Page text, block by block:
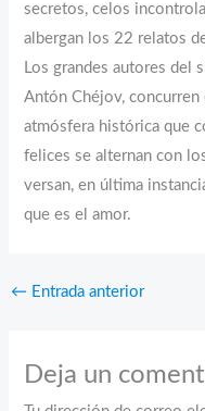
secretos, celos
albergan los 22 relatos
Los grandes autores del
Antón Chéjov, concurren
atmósfera histórica que
felices se alternan con
versan, en última
que es el amor.
← Entrada anterior
Deja un